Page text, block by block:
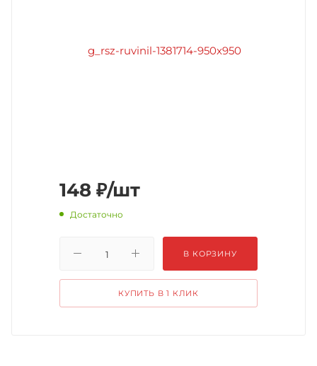
148 ₽/шт
Достаточно
В КОРЗИНУ
КУПИТЬ В 1 КЛИК